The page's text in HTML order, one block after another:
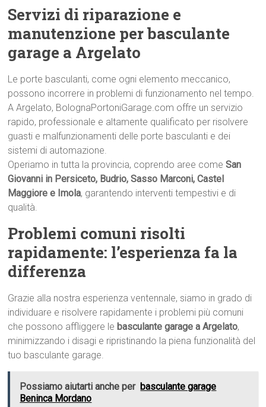
Servizi di riparazione e
manutenzione per basculante
garage a Argelato
Le porte basculanti, come ogni elemento meccanico,
possono incorrere in problemi di funzionamento nel tempo.
A Argelato, BolognaPortoniGarage.com offre un servizio
rapido, professionale e altamente qualificato per risolvere
guasti e malfunzionamenti delle porte basculanti e dei
sistemi di automazione.
Operiamo in tutta la provincia, coprendo aree comeSan
Giovanni in Persiceto, Budrio, Sasso Marconi, Castel
Maggiore e Imola, garantendo interventi tempestivi e di
qualità.
Problemi comuni risolti
rapidamente: l’esperienza fa la
differenza
Grazie alla nostra esperienza ventennale, siamo in grado di
individuare e risolvere rapidamente i problemi più comuni
che possono affliggere le basculante garage a Argelato,
minimizzando i disagi e ripristinando la piena funzionalità del
tuo basculante garage.
Possiamo aiutarti anche per basculante garage
Beninca Mordano